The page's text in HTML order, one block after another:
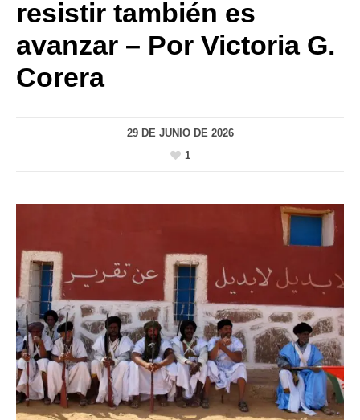
resistir también es
avanzar – Por Victoria G.
Corera
29 DE JUNIO DE 2026
1